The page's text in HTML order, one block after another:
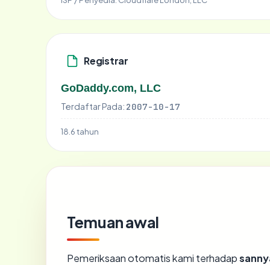
Registrar
GoDaddy.com, LLC
Terdaftar Pada: 2007-10-17
18.6 tahun
Temuan awal
Pemeriksaan otomatis kami terhadap